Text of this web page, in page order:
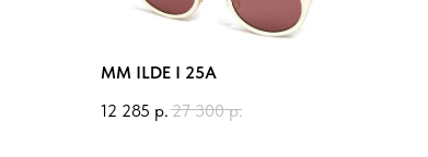
MM ILDE I 25A
12 285 р. 27 300 р.